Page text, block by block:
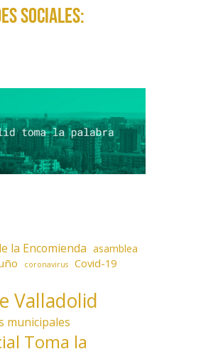
sociales:
la Encomienda asamblea
coronavirus Covid-19
Valladolid
municipales
Toma la